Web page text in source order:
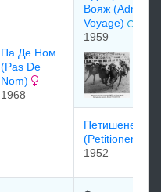
Па Де Нoм
(Pas De
Nom)
1968
Вoяж (Admirals
Voyage)
1959
Петишенеp
(Petitioner)
1952